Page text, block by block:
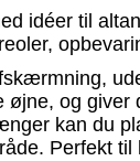
idéer til
øjne, og giver
kan du
Perfekt